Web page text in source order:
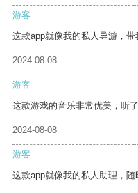
游客
这款app就像我的私人导游，带
2024-08-08
游客
这款游戏的音乐非常优美，听
2024-08-08
游客
这款app就像我的私人助理，随